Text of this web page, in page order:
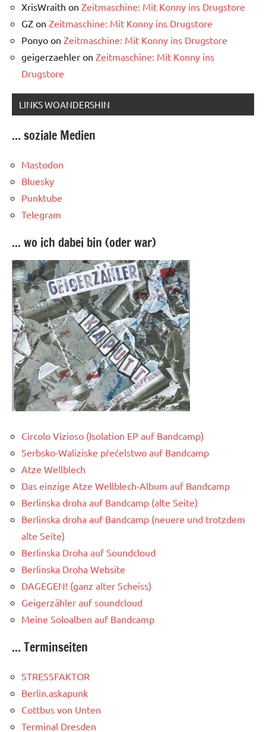
XrisWraith on Zeitmaschine: Mit Konny ins Drugstore
GZ on Zeitmaschine: Mit Konny ins Drugstore
Ponyo on Zeitmaschine: Mit Konny ins Drugstore
geigerzaehler on Zeitmaschine: Mit Konny ins
Drugstore
LINKS WOANDERSHIN
... soziale Medien
Mastodon
Bluesky
Punktube
Telegram
... wo ich dabei bin (oder war)
Circolo Vizioso (Isolation EP auf Bandcamp)
Serbsko-Waliziske přećelstwo auf Bandcamp
Atze Wellblech
Das einzige Atze Wellblech-Album auf Bandcamp
Berlinska droha auf Bandcamp (alte Seite)
Berlinska droha auf Bandcamp (neuere und trotzdem
alte Seite)
Berlinska Droha auf Soundcloud
Berlinska Droha Website
DAGEGEN! (ganz alter Scheiss)
Geigerzähler auf soundcloud
Meine Soloalben auf Bandcamp
... Terminseiten
STRESSFAKTOR
Berlin.askapunk
Cottbus von Unten
Terminal Dresden